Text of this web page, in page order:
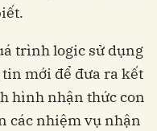
trình logic sử dụng
mới để đưa ra kết
hình nhận thức con
các nhiệm vụ nhận